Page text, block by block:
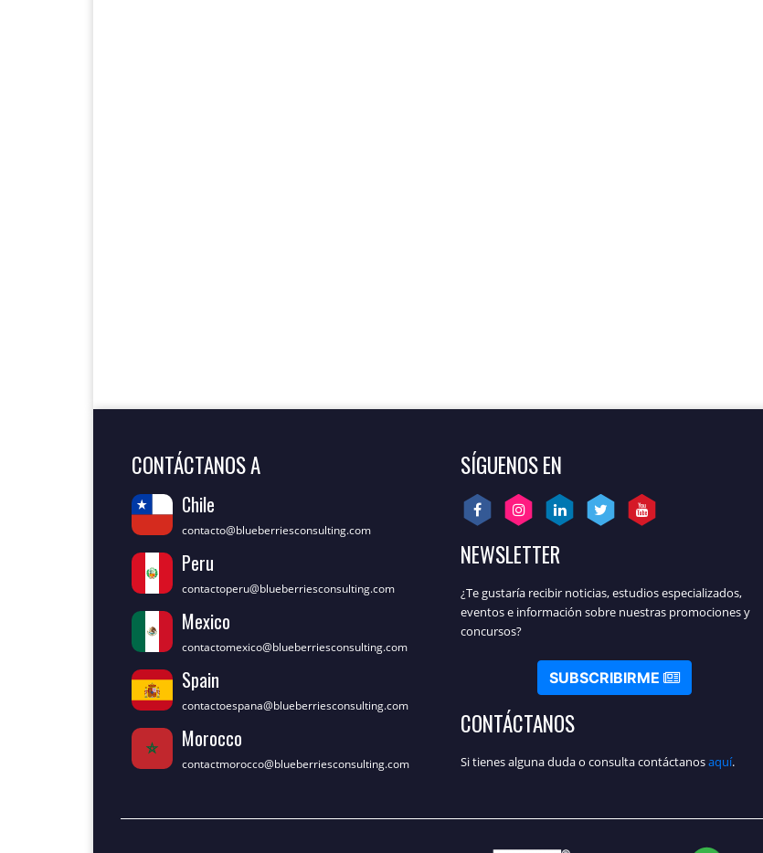
CONTÁCTANOS A
Chile
contacto@blueberriesconsulting.com
Peru
contactoperu@blueberriesconsulting.com
Mexico
contactomexico@blueberriesconsulting.com
Spain
contactoespana@blueberriesconsulting.com
Morocco
contactmorocco@blueberriesconsulting.com
SÍGUENOS EN
NEWSLETTER
¿Te gustaría recibir noticias, estudios especializados,
eventos e información sobre nuestras promociones y
concursos?
SUBSCRIBIRME
CONTÁCTANOS
Si tienes alguna duda o consulta contáctanosaquí.